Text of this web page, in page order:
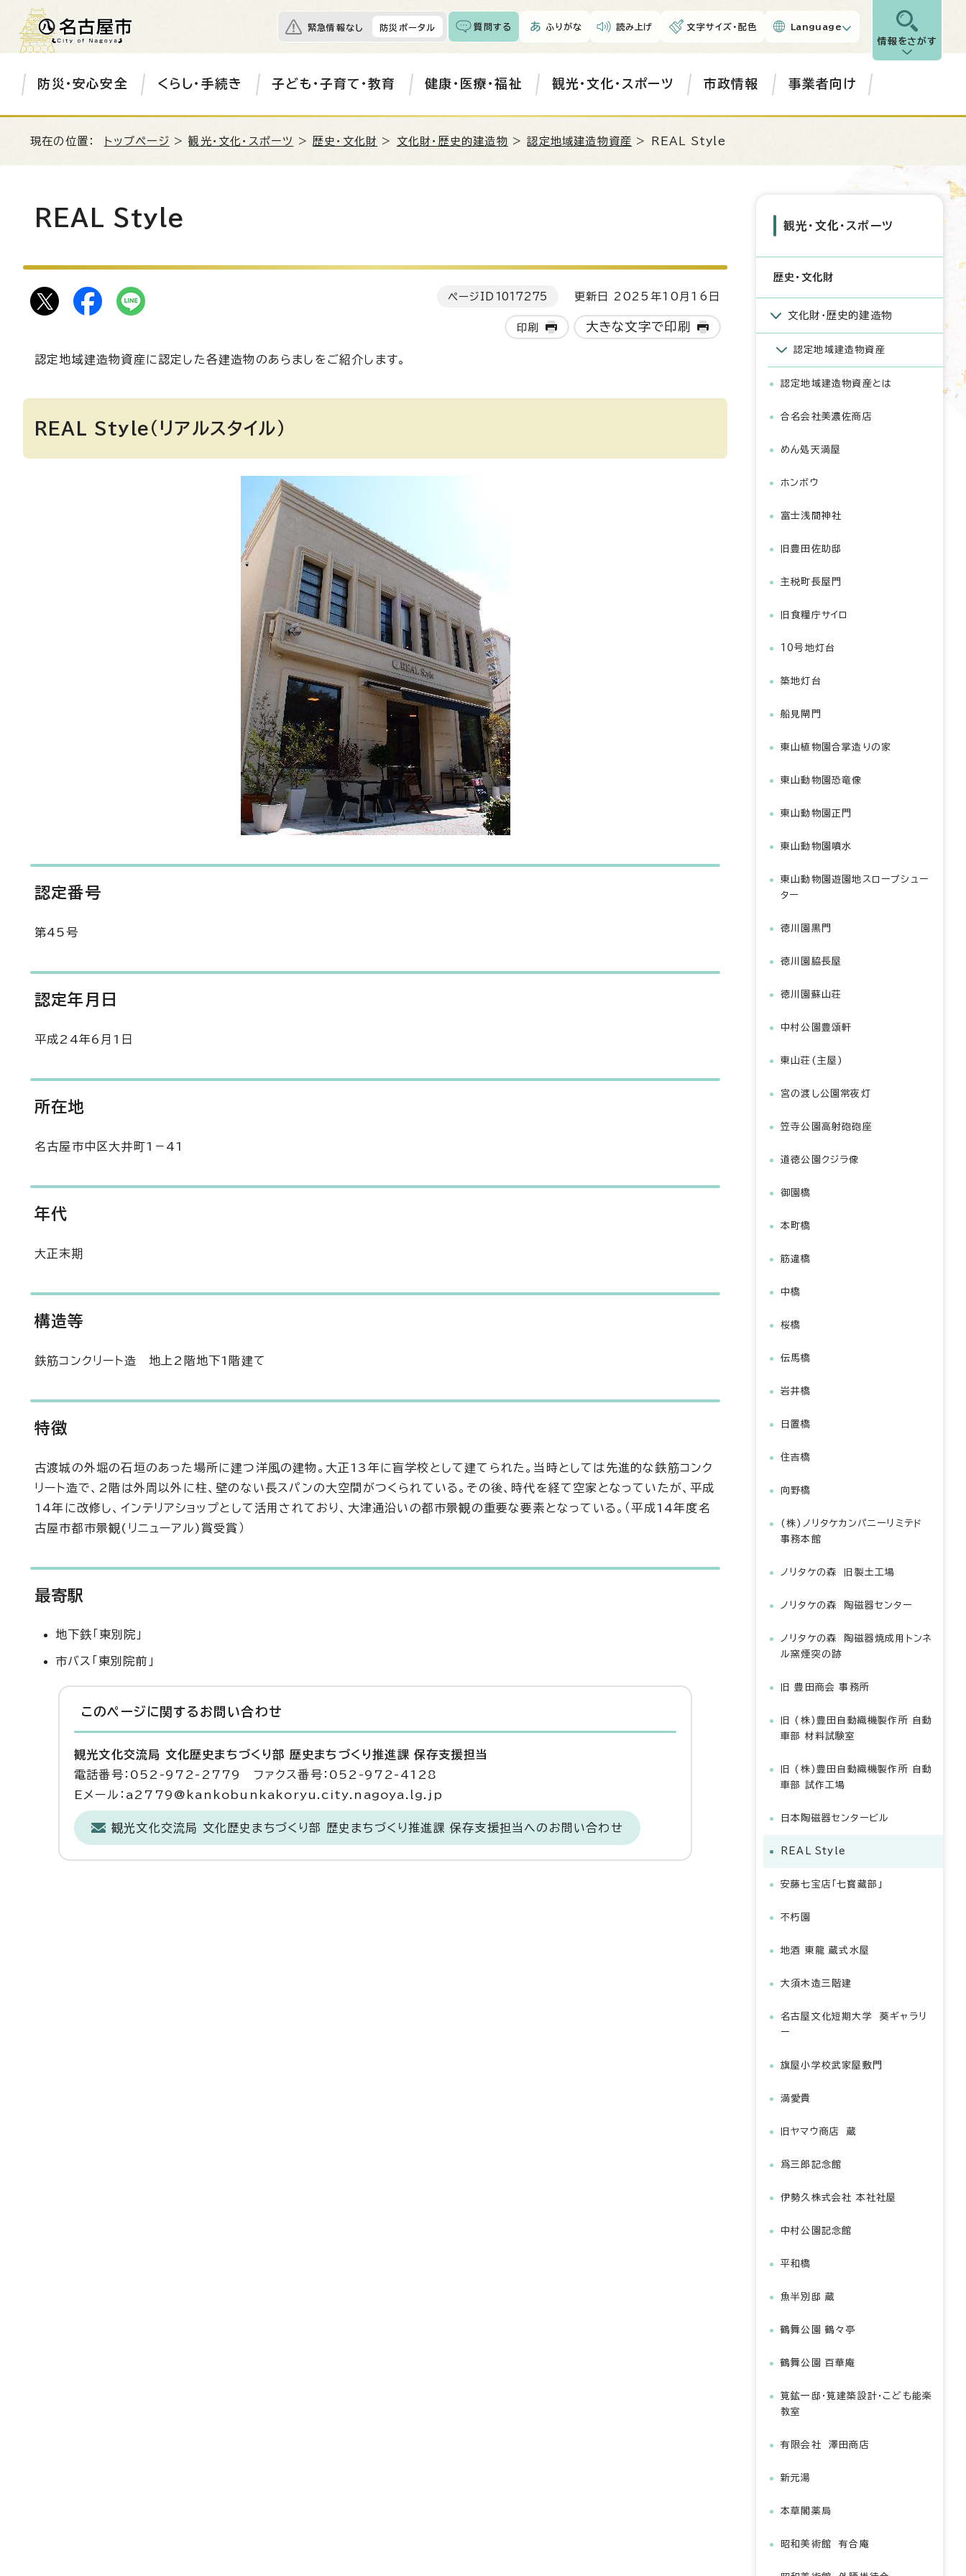
緊急情報なし 防災ポータル 質問する ふりがな 読み上げ 文字サイズ・配色 Language
情報をさがす
防災・安心安全 くらし・手続き 子ども・子育て・教育 健康・医療・福祉 観光・文化・スポーツ 市政情報 事業者向け
現在の位置： トップページ >観光・文化・スポーツ >歴史・文化財 > 文化財・歴史的建造物 >認定地域建造物資産 > REAL Style
REAL Style
ページID 1017275 更新日 2025年10月16日
印刷 大きな文字で印刷
認定地域建造物資産に認定した各建造物のあらましをご紹介します。
REAL Style（リアルスタイル）
認定番号
第45号
認定年月日
平成24年6月1日
所在地
名古屋市中区大井町1－41
年代
大正末期
構造等
鉄筋コンクリート造 地上2階地下1階建て
特徴
古渡城の外堀の石垣のあった場所に建つ洋風の建物。大正13年に盲学校として建てられた。当時としては先進的な鉄筋コンク
リート造で、2階は外周以外に柱、壁のない長スパンの大空間がつくられている。その後、時代を経て空家となっていたが、平成
14年に改修し、インテリアショップとして活用されており、大津通沿いの都市景観の重要な要素となっている。（平成14年度名
古屋市都市景観(リニューアル)賞受賞）
最寄駅
地下鉄「東別院」
市バス「東別院前」
このページに関する お問い合わせ
観光文化交流局 文化歴史まちづくり部 歴史まちづくり推進課 保存支援担当
電話番号：052-972-2779 ファクス番号：052-972-4128
Eメール：a2779@kankobunkakoryu.city.nagoya.lg.jp
観光文化交流局 文化歴史まちづくり部 歴史まちづくり推進課 保存支援担当へのお問い合わせ
観光・文化・スポーツ
歴史・文化財
文化財・歴史的建造物
認定地域建造物資産
認定地域建造物資産とは
合名会社美濃佐商店
めん処天満屋
ホンボウ
富士浅間神社
旧豊田佐助邸
主税町長屋門
旧食糧庁サイロ
10号地灯台
築地灯台
船見閘門
東山植物園合掌造りの家
東山動物園恐竜像
東山動物園正門
東山動物園噴水
東山動物園遊園地スロープシュー
ター
徳川園黒門
徳川園脇長屋
徳川園蘇山荘
中村公園豊頌軒
東山荘(主屋)
宮の渡し公園常夜灯
笠寺公園高射砲砲座
道徳公園クジラ像
御園橋
本町橋
筋違橋
中橋
桜橋
伝馬橋
岩井橋
日置橋
住吉橋
向野橋
(株)ノリタケカンパニーリミテド
事務本館
ノリタケの森 旧製土工場
ノリタケの森 陶磁器センター
ノリタケの森 陶磁器焼成用トンネ
ル窯煙突の跡
旧 豊田商会 事務所
旧 (株)豊田自動織機製作所 自動
車部 材料試験室
旧 (株)豊田自動織機製作所 自動
車部 試作工場
日本陶磁器センタービル
REAL Style
安藤七宝店「七寳藏部」
不朽園
地酒 東龍 蔵式水屋
大須木造三階建
名古屋文化短期大学 葵ギャラリ
ー
旗屋小学校武家屋敷門
満愛貴
旧ヤマウ商店 蔵
爲三郎記念館
伊勢久株式会社 本社社屋
中村公園記念館
平和橋
魚半別邸 蔵
鶴舞公園 鶴々亭
鶴舞公園 百華庵
筧鉱一邸・筧建築設計・こども能楽
教室
有限会社 澤田商店
新元湯
本草閣薬局
昭和美術館 有合庵